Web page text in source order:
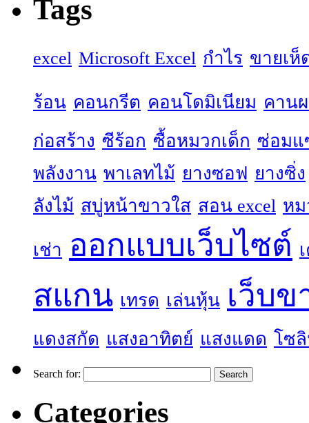
Tags
excel Microsoft Excel กำไร ขายเ
ร้อน คอนกรีต คอนโดมิเนียม คาน
ก่อสร้าง ซีร้อก ซื้อหมวกเด็ก ซ่อมแ
พลังงาน พาเลทไม้ ยางซอฟ ยางซิ่ง
ลังไม้ สบู่หน้าขาวใส สอน excel หม
เช่า ออกแบบเว็บไซต์
สแกน เทรด เล่นหุ้น เว็บข
แดงสกัด แสงอาทิตย์ แสงแดด โซ
Search for:
Categories